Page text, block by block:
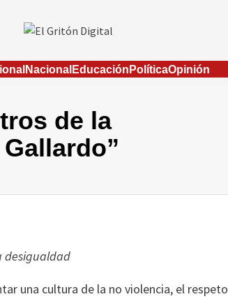
Nacional Educación PolíticaOpinión
de la
desigualdad
una cultura de la no violencia, el